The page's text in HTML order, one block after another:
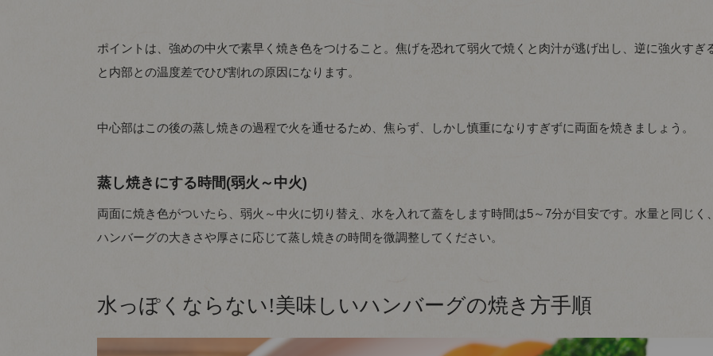
ポイントは、強めの中火で素早く焼き色をつけること。焦げを恐れて弱火で焼くと肉汁が逃げ出し、逆に強火すぎ
と内部との温度差でひび割れの原因になります。
中心部はこの後の蒸し焼きの過程で火を通せるため、焦らず、しかし慎重になりすぎずに両面を焼きましょう。
蒸し焼きにする時間(弱火～中火)
両面に焼き色がついたら、弱火～中火に切り替え、水を入れて蓋をします時間は5～7分が目安です。水量と同じく
ハンバーグの大きさや厚さに応じて蒸し焼きの時間を微調整してください。
水っぽくならない!美味しいハンバーグの焼き方手順